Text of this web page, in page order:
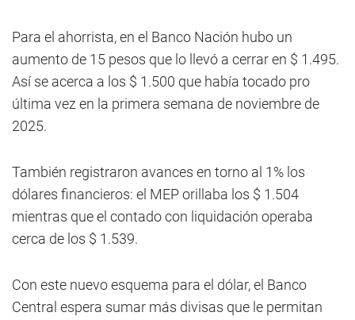
Para el ahorrista, en el Banco Nación hubo un
aumento de 15 pesos que lo llevó a cerrar en $ 1.495.
Así se acerca a los $ 1.500 que había tocado pro
última vez en la primera semana de noviembre de
2025.
También registraron avances en torno al 1% los
dólares financieros: el MEP orillaba los $ 1.504
mientras que el contado con liquidación operaba
cerca de los $ 1.539.
Con este nuevo esquema para el dólar, el Banco
Central espera sumar más divisas que le permitan